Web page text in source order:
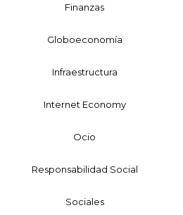
Finanzas
Globoeconomía
Infraestructura
Internet Economy
Ocio
Responsabilidad Social
Sociales